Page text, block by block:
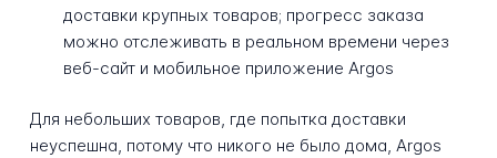
доставки крупных товаров; прогресс заказа
можно отслеживать в реальном времени через
веб-сайт и мобильное приложение Argos
Для небольших товаров, где попытка доставки
неуспешна, потому что никого не было дома, Argos